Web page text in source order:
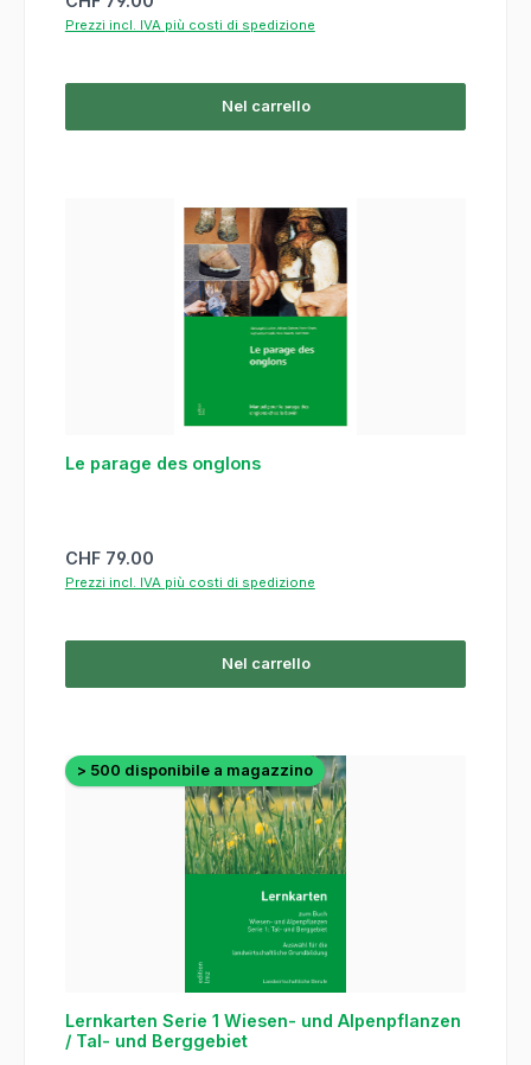
Prezzi incl. IVA più costi di spedizione
Nel carrello
Le parage des onglons
Prezzo normale:
CHF 79.00
Prezzi incl. IVA più costi di spedizione
Nel carrello
> 500 disponibile a magazzino
Lernkarten Serie 1 Wiesen- und Alpenpflanzen
/ Tal- und Berggebiet